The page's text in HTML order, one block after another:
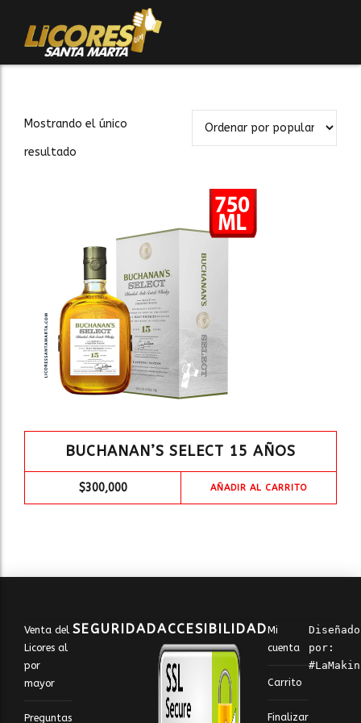
Mostrando el único
resultado
BUCHANAN’S SELECT 15 AÑOS
$300,000 AÑADIR AL CARRITO
Venta del
Licores al
por
mayor
Preguntas
SEGURIDADACCESIBILIDADMi
cuenta
Carrito
Finalizar
Diseñado
por: